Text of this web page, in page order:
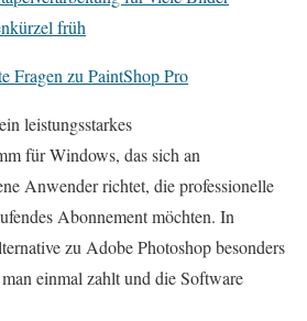
früh
Fragen zu PaintShop Pro
leistungsstarkes
für Windows, das sich an
Anwender richtet, die professionelle
Abonnement möchten. In
zu Adobe Photoshop besonders
einmal zahlt und die Software